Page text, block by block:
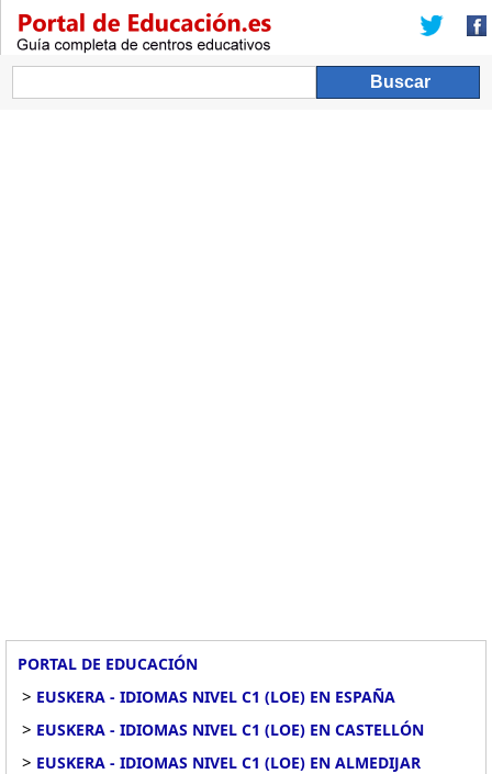
PORTAL DE EDUCACIÓN
> EUSKERA - IDIOMAS NIVEL C1 (LOE) EN ESPAÑA
> EUSKERA - IDIOMAS NIVEL C1 (LOE) EN CASTELLÓN
> EUSKERA - IDIOMAS NIVEL C1 (LOE) EN ALMEDIJAR